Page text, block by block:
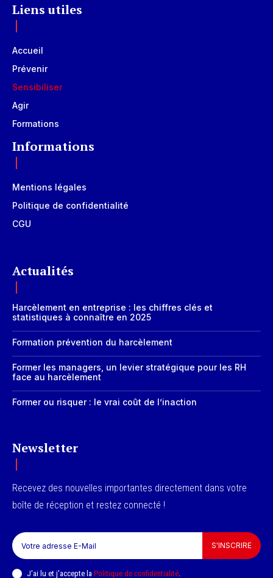
Liens utiles
Accueil
Prévenir
Sensibiliser
Agir
Formations
Informations
Mentions légales
Politique de confidentialité
CGU
Actualités
Harcèlement en entreprise : les chiffres clés et
statistiques à connaître en 2025
Formation prévention du harcèlement
Former les managers, un levier stratégique pour les RH
face au harcèlement
Former ou risquer : le vrai coût de l’inaction
Newsletter
Recevez des nouvelles importantes directement dans votre
boîte de réception et restez connecté !
S'INSCRIRE
J'ai lu et j'accepte la Politique de confidentialité